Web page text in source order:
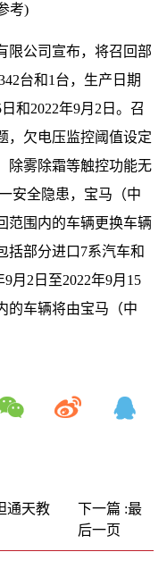
考)
限公司宣布，将召回部
台和1台，生产日期
和2022年9月2日。召
，欠电压监控阈值设定
除雾除霜等触控功能无
安全隐患，宝马（中
范围内的车辆更换车辆
括部分进口7系汽车和
月2日至2022年9月15
的车辆将由宝马（中
通天教
下一篇 :最
后一页